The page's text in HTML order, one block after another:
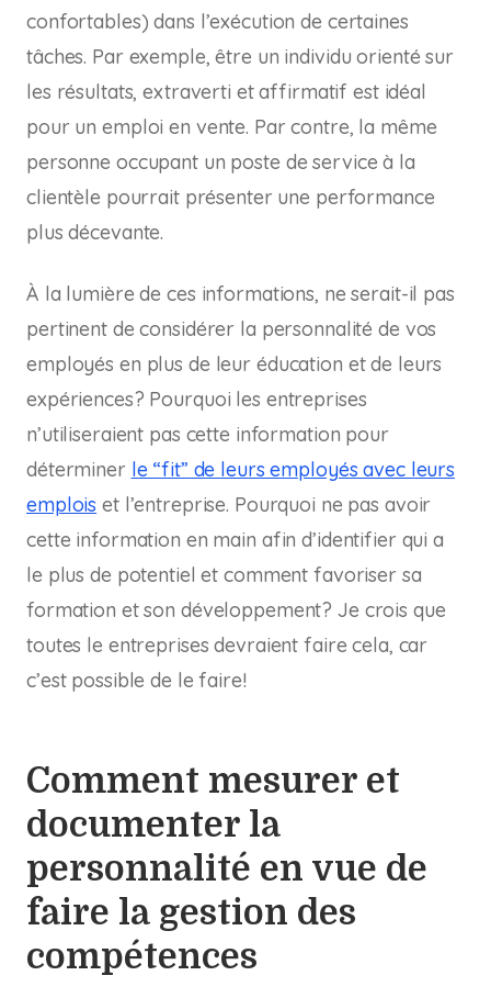
confortables) dans l’exécution de certaines
tâches. Par exemple, être un individu orienté sur
les résultats, extraverti et affirmatif est idéal
pour un emploi en vente. Par contre, la même
personne occupant un poste de service à la
clientèle pourrait présenter une performance
plus décevante.
À la lumière de ces informations, ne serait-il pas
pertinent de considérer la personnalité de vos
employés en plus de leur éducation et de leurs
expériences? Pourquoi les entreprises
n’utiliseraient pas cette information pour
déterminer le “fit” de leurs employés avec leurs
emplois et l’entreprise. Pourquoi ne pas avoir
cette information en main afin d’identifier qui a
le plus de potentiel et comment favoriser sa
formation et son développement? Je crois que
toutes le entreprises devraient faire cela, car
c’est possible de le faire!
Comment mesurer et
documenter la
personnalité en vue de
faire la gestion des
compétences